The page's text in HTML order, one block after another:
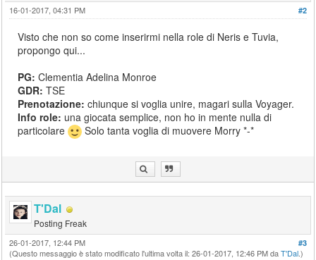
#2
16-01-2017, 04:31 PM
Visto che non so come inserirmi nella role di Neris e Tuvia,
propongo qui...
PG: Clementia Adelina Monroe
GDR: TSE
Prenotazione: chiunque si voglia unire, magari sulla Voyager.
Info role: una giocata semplice, non ho in mente nulla di
particolare
Solo tanta voglia di muovere Morry *-*
T'Dal
Posting Freak
#3
26-01-2017, 12:44 PM
(Questo messaggio è stato modificato l'ultima volta il: 26-01-2017, 12:46 PM daT'Dal.)